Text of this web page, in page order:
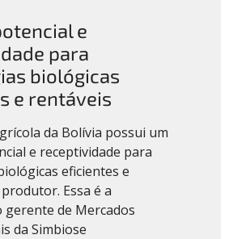
e
para
biológicas
e rentáveis
da Bolívia possui um
e receptividade para
eficientes e
Essa é a
gerente de Mercados
da Simbiose